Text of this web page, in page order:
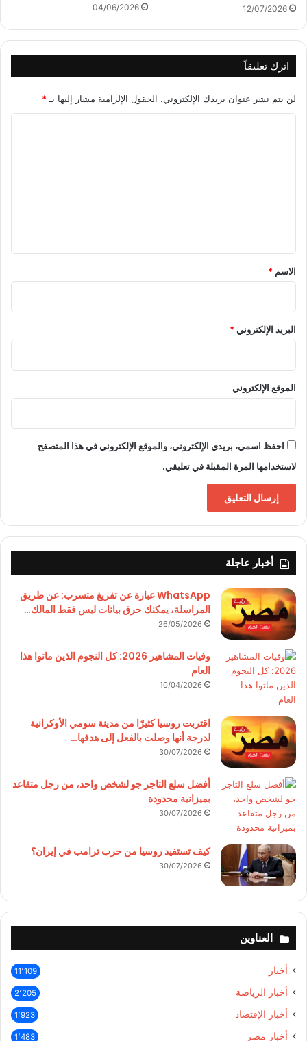
12/07/2026
04/06/2026
اترك تعليقاً
لن يتم نشر عنوان بريدك الإلكتروني. الحقول الإلزامية مشار إليها بـ*
*
الاسم *
البريد الإلكتروني*
الموقع الإلكتروني
احفظ اسمي، بريدي الإلكتروني، والموقع الإلكتروني في هذا المتصفح
لاستخدامها المرة المقبلة في تعليقي.
أخبار عاجلة
WhatsApp عبارة عن تفريغ متسرب: عن طريق
المراسلة، يمكنك حرق بيانات ليس فقط المالك…
26/05/2026
وفيات المشاهير 2026: كل النجوم الذين ماتوا هذا
العام
10/04/2026
اقتربت روسيا كثيرًا من مدينة سومي الأوكرانية
لدرجة أنها وصلت بالفعل إلى هدفها…
30/07/2026
أفضل سلع التاجر جو لشخص واحد، من رجل متقاعد
بميزانية محدودة
30/07/2026
كيف تستفيد روسيا من حرب ترامب في إيران؟
30/07/2026
العناوين
أخبار 11٬109
أخبار الرياضة 2٬205
أخبار الإقتصاد 1٬923
أخبار مصر 1٬483